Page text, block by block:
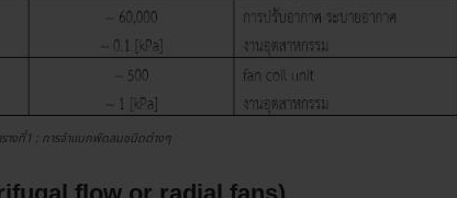
รางที่1 : การจำแนกพัดลมชนิดต่างๆ